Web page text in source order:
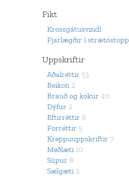
Fikt
Krossgátusvindl
Fjarlægðir í strætóstopp
Uppskriftir
Aðalréttir 53
Beikon 2
Brauð og kökur 40
Dýfur 2
Eftirréttir 6
Forréttir 5
Kreppuuppskriftir 7
Meðlæti 10
Súpur 8
Sælgæti 2